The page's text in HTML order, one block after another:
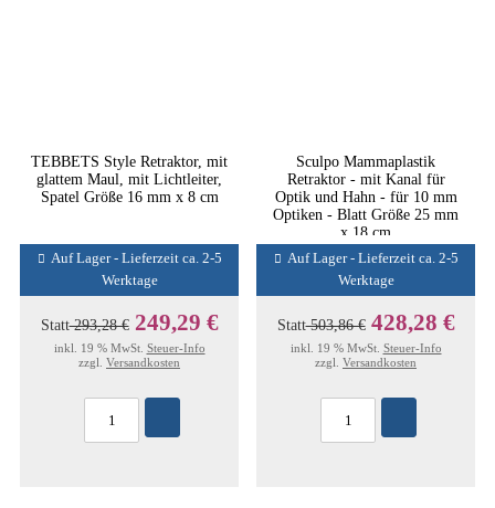
TEBBETS Style Retraktor, mit
glattem Maul, mit Lichtleiter,
Spatel Größe 16 mm x 8 cm
Auf Lager - Lieferzeit ca. 2-5
Werktage
Statt293,28 € 249,29 €
inkl. 19 % MwSt. Steuer-Info
zzgl. Versandkosten
Sculpo Mammaplastik
Retraktor - mit Kanal für
Optik und Hahn - für 10 mm
Optiken - Blatt Größe 25 mm
x 18 cm
Auf Lager - Lieferzeit ca. 2-5
Werktage
Statt503,86 € 428,28 €
inkl. 19 % MwSt. Steuer-Info
zzgl. Versandkosten